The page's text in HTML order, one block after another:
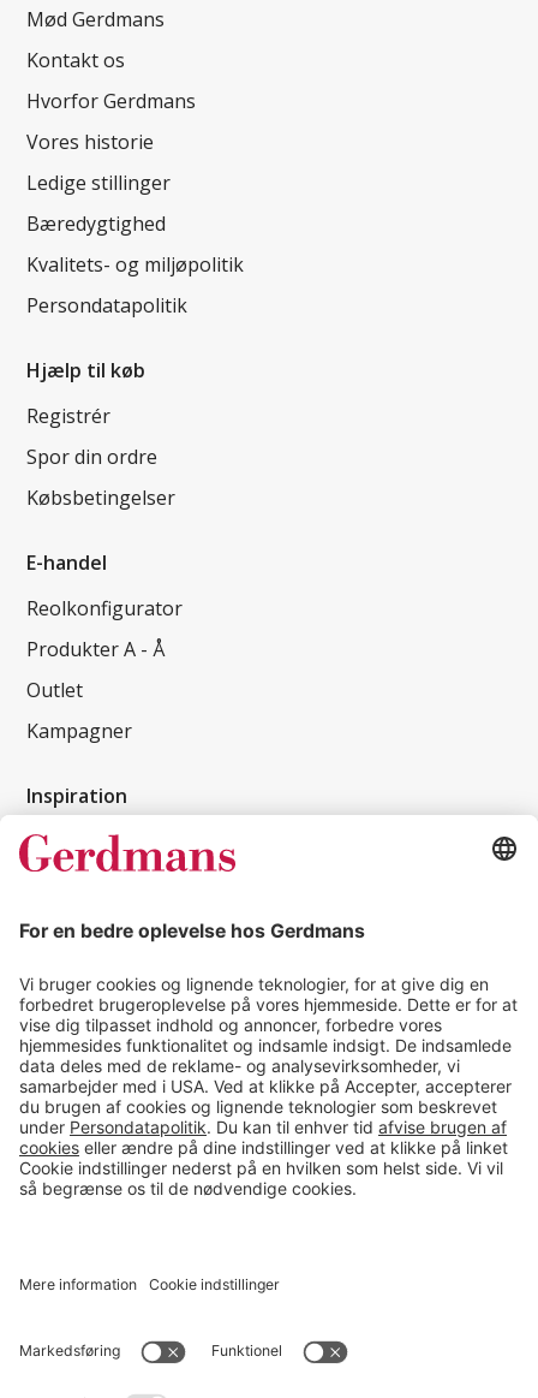
Mød Gerdmans
Kontakt os
Hvorfor Gerdmans
Vores historie
Ledige stillinger
Bæredygtighed
Kvalitets- og miljøpolitik
Persondatapolitik
Hjælp til køb
Registrér
Spor din ordre
Købsbetingelser
E-handel
Reolkonfigurator
Produkter A - Å
Outlet
Kampagner
Inspiration
Kundereferencer
Tips & guides
Kontakt
salg@gerdmans.dk
49 18 07 07
Salgsafdeling åbningstider
08.00-16.00
© 2026 Gerdmans Kontor- & Lagerudstyr A/S Alle priser er ekskl.
Cookie indstillinger